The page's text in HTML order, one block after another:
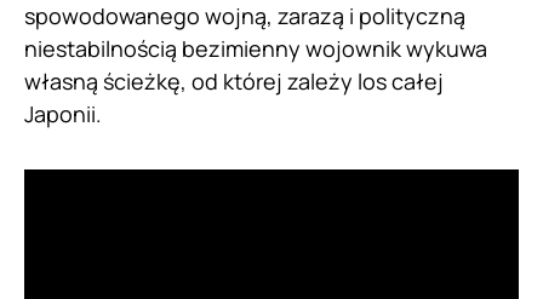
spowodowanego wojną, zarazą i polityczną
niestabilnością bezimienny wojownik wykuwa
własną ścieżkę, od której zależy los całej
Japonii.